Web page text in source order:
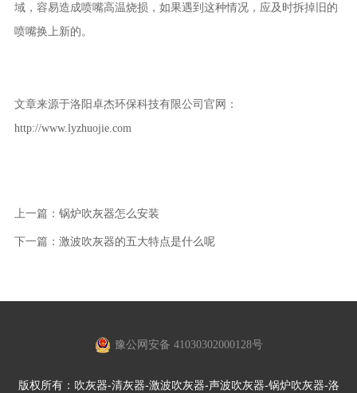
域，容易造成喷嘴高温烧损，如果遇到这种情况，应及时拆掉旧的
喷嘴换上新的。
文章来源于洛阳卓杰环保科技有限公司官网：
http://www.lyzhuojie.com
上一篇： 锅炉吹灰器怎么安装
下一篇： 激波吹灰器的五大特点是什么呢
豫公网安备 41030302000128号
版权所有：吹灰器-清灰器-激波吹灰器-声波吹灰器-锅炉吹灰器-洛